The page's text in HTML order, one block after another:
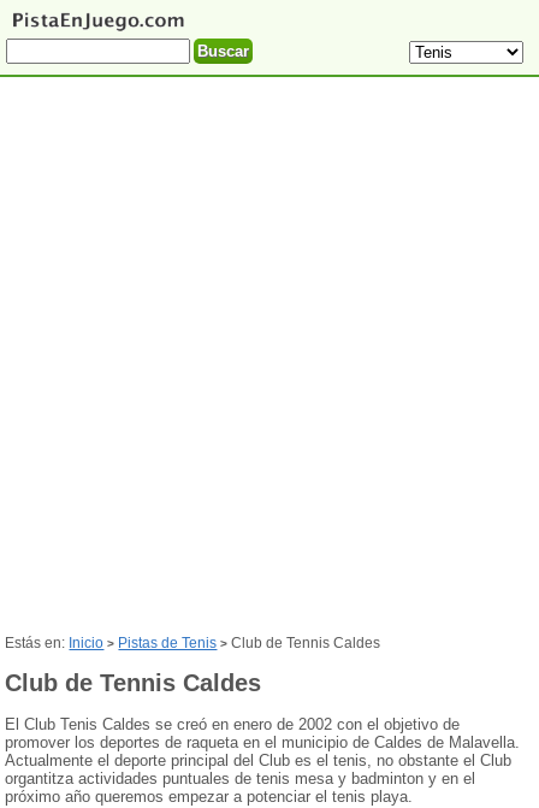
Estás en: Inicio > Pistas de Tenis >Club de Tennis Caldes
Club de Tennis Caldes
El Club Tenis Caldes se creó en enero de 2002 con el objetivo de
promover los deportes de raqueta en el municipio de Caldes de Malavella.
Actualmente el deporte principal del Club es el tenis, no obstante el Club
organtitza actividades puntuales de tenis mesa y badminton y en el
próximo año queremos empezar a potenciar el tenis playa.